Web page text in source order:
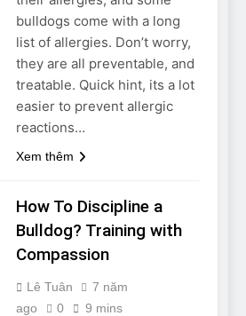
Can Bulldogs Play Fetch?
And How to Train Them!
7 Năm Ago
How Often Do I Need to
Groom My Bulldog
7 Năm Ago
bulldogs come with a long
list of allergies. Don’t worry,
they are all preventable, and
treatable. Quick hint, its a lot
easier to prevent allergic
reactions…
Xem thêm
How To Discipline a
Bulldog? Training with
Compassion
Lê Tuân
7 năm
ago
0 9 mins